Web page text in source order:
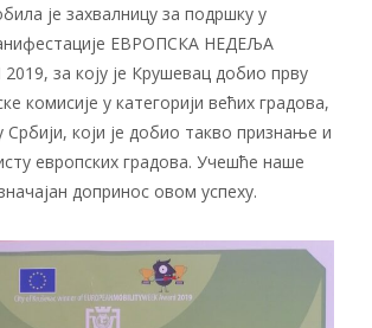
је захвалницу за подршку у
ЕВРОПСКА НЕДЕЉА
за коју је Крушевац добио прву
комисије у категорији већих градова,
Србији, који је добио такво признање и
европских градова. Учешће наше
допринос овом успеху.